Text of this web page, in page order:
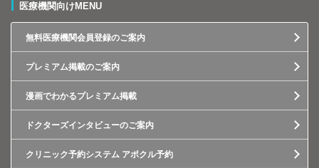
医療機関向けMENU
無料医療機関会員登録のご案内
プレミアム掲載のご案内
漫画でわかるプレミアム掲載
ドクターズインタビューのご案内
クリニック予約システム アポクル予約